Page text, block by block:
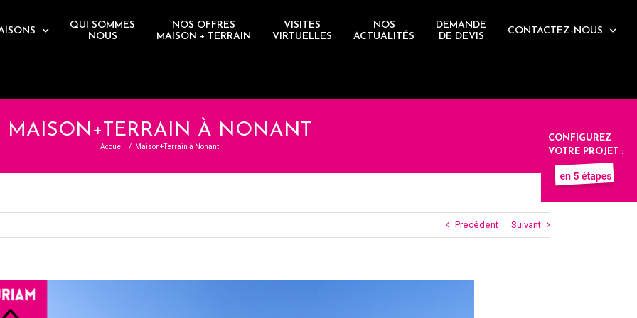
QUI SOMMES
NOUS
NOS OFFRES
MAISON + TERRAIN
VISITES
VIRTUELLES
NOS
ACTUALITÉS
DEMANDE
DE DEVIS
CONTACTEZ-NOUS
CONFIGUREZ
VOTRE PROJET :
MAISON+TERRAIN À NONANT
Accueil / Maison+Terrain à Nonant
Précédent Suivant